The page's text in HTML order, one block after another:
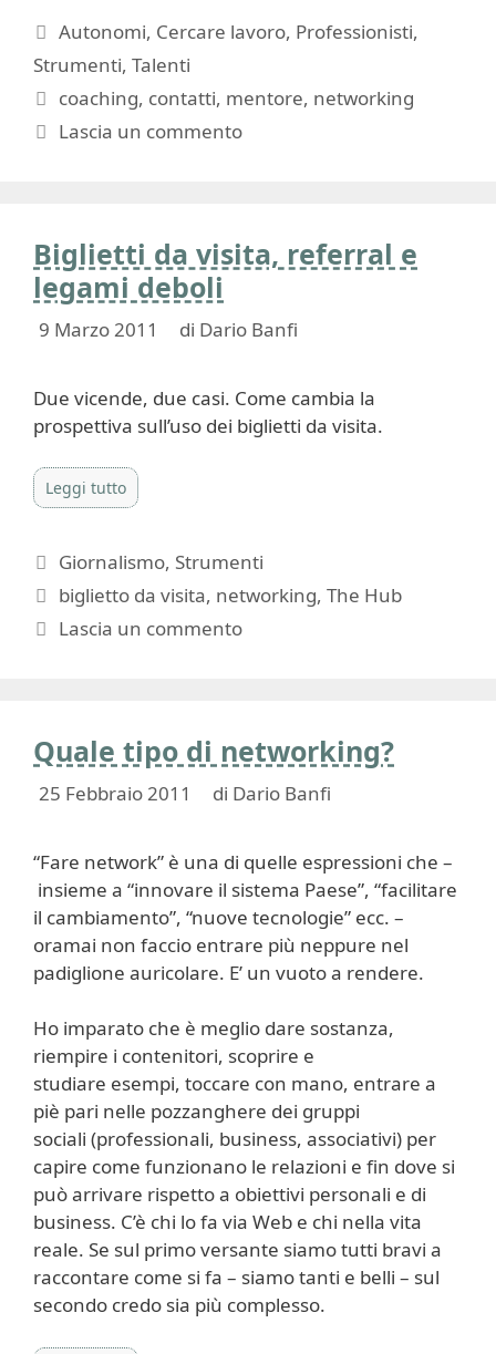
Categorie
Autonomi, Cercare lavoro, Professionisti,
Strumenti, Talenti
Tag
coaching, contatti, mentore, networking
Lascia un commento
Biglietti da visita, referral e
legami deboli
9 Marzo 2011 di Dario Banfi
Due vicende, due casi. Come cambia la
prospettiva sull’uso dei biglietti da visita.
Leggi tutto
Categorie
Giornalismo, Strumenti
Tag
biglietto da visita, networking,The Hub
Lascia un commento
Quale tipo di networking?
25 Febbraio 2011 di Dario Banfi
“Fare network” è una di quelle espressioni che –
insieme a “innovare il sistema Paese”, “facilitare
il cambiamento”, “nuove tecnologie” ecc. –
oramai non faccio entrare più neppure nel
padiglione auricolare. E’ un vuoto a rendere.
Ho imparato che è meglio dare sostanza,
riempire i contenitori, scoprire e
studiare esempi, toccare con mano, entrare a
piè pari nelle pozzanghere dei gruppi
sociali (professionali, business, associativi) per
capire come funzionano le relazioni e fin dove si
può arrivare rispetto a obiettivi personali e di
business. C’è chi lo fa via Web e chi nella vita
reale. Se sul primo versante siamo tutti bravi a
raccontare come si fa – siamo tanti e belli – sul
secondo credo sia più complesso.